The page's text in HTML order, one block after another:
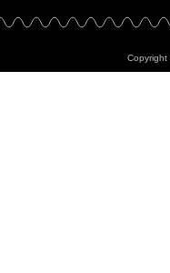
Copyright